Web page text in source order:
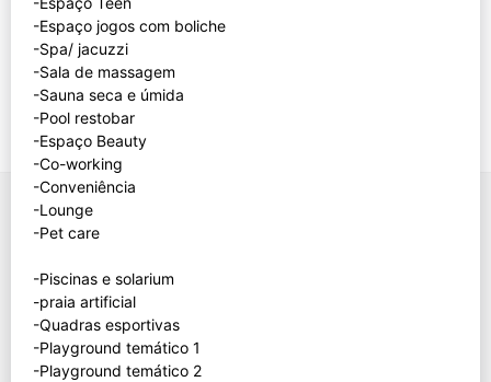
-Espaço jogos com boliche
-Spa/ jacuzzi
-Sala de massagem
-Sauna seca e úmida
-Pool restobar
-Espaço Beauty
-Co-working
-Conveniência
-Lounge
-Pet care
-Piscinas e solarium
-praia artificial
-Quadras esportivas
-Playground temático 1
-Playground temático 2